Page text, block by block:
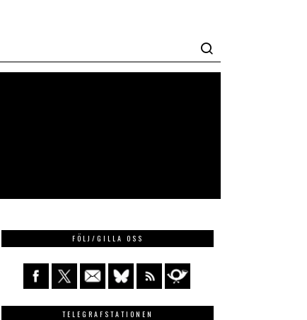
FÖLJ/GILLA OSS
TELEGRAFSTATIONEN